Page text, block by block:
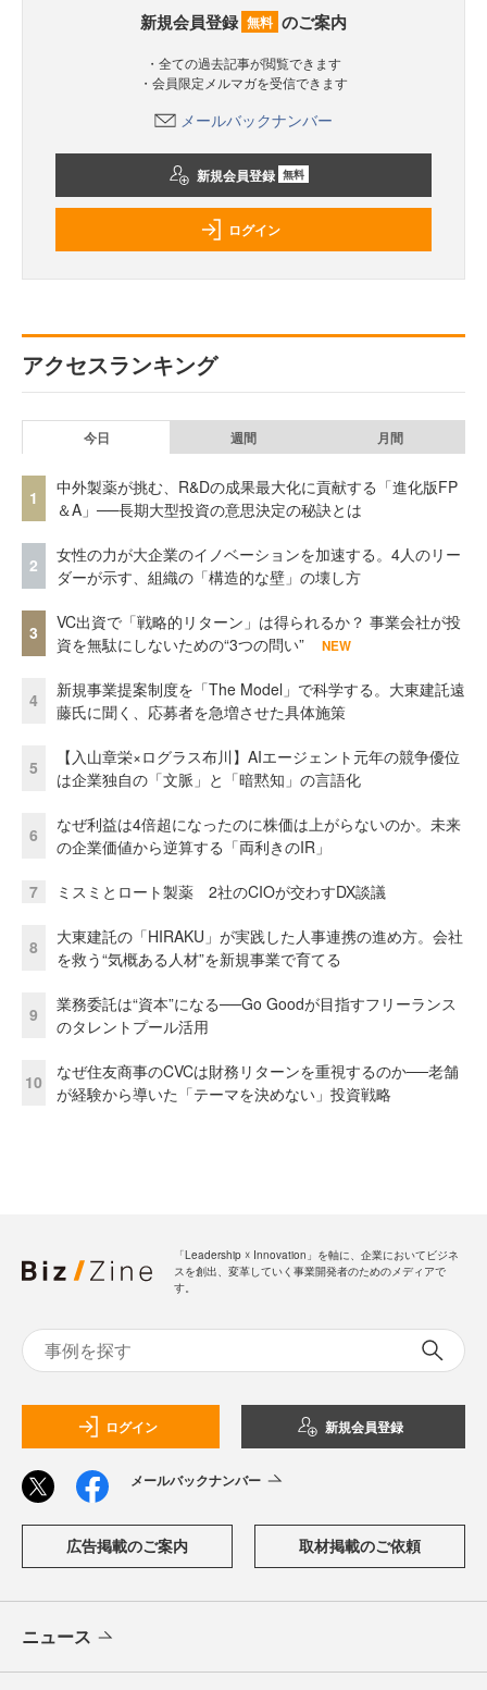
新規会員登録 無料 のご案内
・全ての過去記事が閲覧できます
・会員限定メルマガを受信できます
メールバックナンバー
新規会員登録 無料
ログイン
アクセスランキング
今日 週間 月間
1
中外製薬が挑む、R&Dの成果最大化に貢献する「進化版FP
＆A」──長期大型投資の意思決定の秘訣とは
2
女性の力が大企業のイノベーションを加速する。4人のリー
ダーが示す、組織の「構造的な壁」の壊し方
3
VC出資で「戦略的リターン」は得られるか？ 事業会社が投
資を無駄にしないための“3つの問い”
NEW
4
新規事業提案制度を「The Model」で科学する。大東建託遠
藤氏に聞く、応募者を急増させた具体施策
5
【入山章栄×ログラス布川】AIエージェント元年の競争優位
は企業独自の「文脈」と「暗黙知」の言語化
6
なぜ利益は4倍超になったのに株価は上がらないのか。未来
の企業価値から逆算する「両利きのIR」
7 ミスミとロート製薬 2社のCIOが交わすDX談議
8
大東建託の「HIRAKU」が実践した人事連携の進め方。会社
を救う“気概ある人材”を新規事業で育てる
9
業務委託は“資本”になる──Go Goodが目指すフリーランス
のタレントプール活用
10
なぜ住友商事のCVCは財務リターンを重視するのか──老舗
が経験から導いた「テーマを決めない」投資戦略
「Leadership ☓ Innovation」を軸に、企業においてビジネ
スを創出、変革していく事業開発者のためのメディアで
す。
ログイン 新規会員登録
メールバックナンバー
広告掲載のご案内 取材掲載のご依頼
ニュース